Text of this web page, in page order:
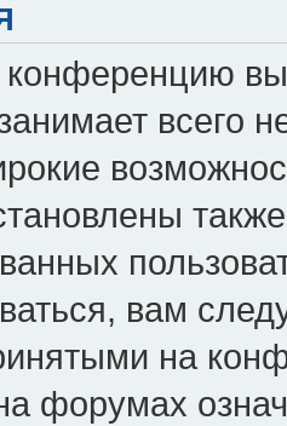
всего
вам
на
форумах